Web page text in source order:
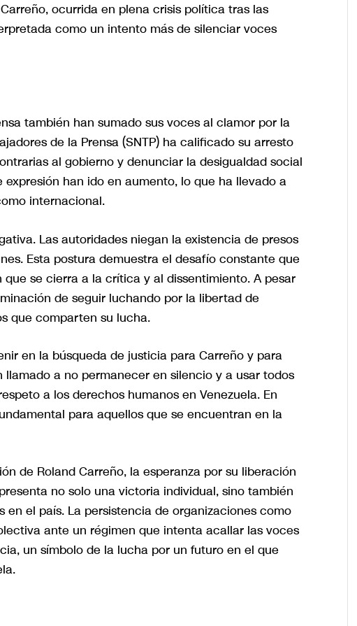
ocurrida en plena crisis política tras las
como un intento más de silenciar voces
también han sumado sus voces al clamor por la
de la Prensa (SNTP) ha calificado su arresto
al gobierno y denunciar la desigualdad social
han ido en aumento, lo que ha llevado a
internacional.
Las autoridades niegan la existencia de presos
Esta postura demuestra el desafío constante que
se cierra a la crítica y al dissentimiento. A pesar
de seguir luchando por la libertad de
que comparten su lucha.
en la búsqueda de justicia para Carreño y para
a no permanecer en silencio y a usar todos
a los derechos humanos en Venezuela. En
para aquellos que se encuentran en la
de Roland Carreño, la esperanza por su liberación
no solo una victoria individual, sino también
el país. La persistencia de organizaciones como
ante un régimen que intenta acallar las voces
un símbolo de la lucha por un futuro en el que